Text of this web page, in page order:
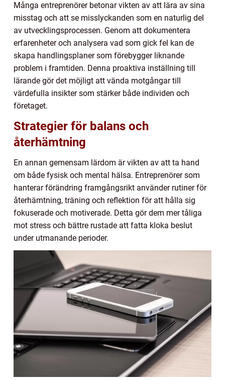
Många entreprenörer betonar vikten av att lära av sina
misstag och att se misslyckanden som en naturlig del
av utvecklingsprocessen. Genom att dokumentera
erfarenheter och analysera vad som gick fel kan de
skapa handlingsplaner som förebygger liknande
problem i framtiden. Denna proaktiva inställning till
lärande gör det möjligt att vända motgångar till
värdefulla insikter som stärker både individen och
företaget.
Strategier för balans och
återhämtning
En annan gemensam lärdom är vikten av att ta hand
om både fysisk och mental hälsa. Entreprenörer som
hanterar förändring framgångsrikt använder rutiner för
återhämtning, träning och reflektion för att hålla sig
fokuserade och motiverade. Detta gör dem mer tåliga
mot stress och bättre rustade att fatta kloka beslut
under utmanande perioder.